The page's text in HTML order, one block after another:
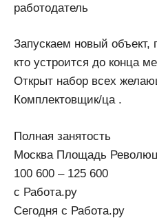
работодатель
Запускаем новый объект,
кто устроится до конца
Открыт набор всех
Комплектовщик/ца .
Полная занятость
Москва Площадь
100 600 – 125 600
с Работа.ру
Сегодня с Работа.ру